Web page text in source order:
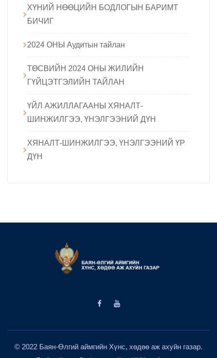
ХҮНИЙ НӨӨЦИЙН БОДЛОГЫН БАРИМТ
БИЧИГ
2024 ОНЫ Аудитын тайлан
ТӨСВИЙН 2024 ОНЫ ЖИЛИЙН
ГҮЙЦЭТГЭЛИЙН ТАЙЛАН
ҮЙЛ АЖИЛЛАГААНЫ ХЯНАЛТ-
ШИНЖИЛГЭЭ, ҮНЭЛГЭЭНИЙ ДҮН
ХЯНАЛТ-ШИНЖИЛГЭЭ, ҮНЭЛГЭЭНИЙ ҮР
ДҮН
© 2022 Баян-Өлгий аймгийн Хүнс, хөдөө аж ахуйн газар.